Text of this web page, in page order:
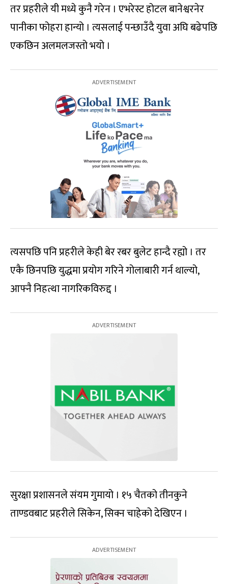
तर प्रहरीले यी मध्ये कुनै गरेन । एभरेस्ट होटल बानेश्वरनेर
पानीका फोहरा हान्यो । त्यसलाई पन्छाउँदै युवा अघि बढेपछि
एकछिन अलमलजस्तो भयो ।
त्यसपछि पनि प्रहरीले केही बेर रबर बुलेट हान्दै रह्यो । तर
एकै छिनपछि युद्धमा प्रयोग गरिने गोलाबारी गर्न थाल्यो,
आफ्नै निहत्था नागरिकविरुद्द ।
सुरक्षा प्रशासनले संयम गुमायो । १५ चैतको तीनकुने
ताण्डवबाट प्रहरीले सिकेन, सिक्न चाहेको देखिएन ।